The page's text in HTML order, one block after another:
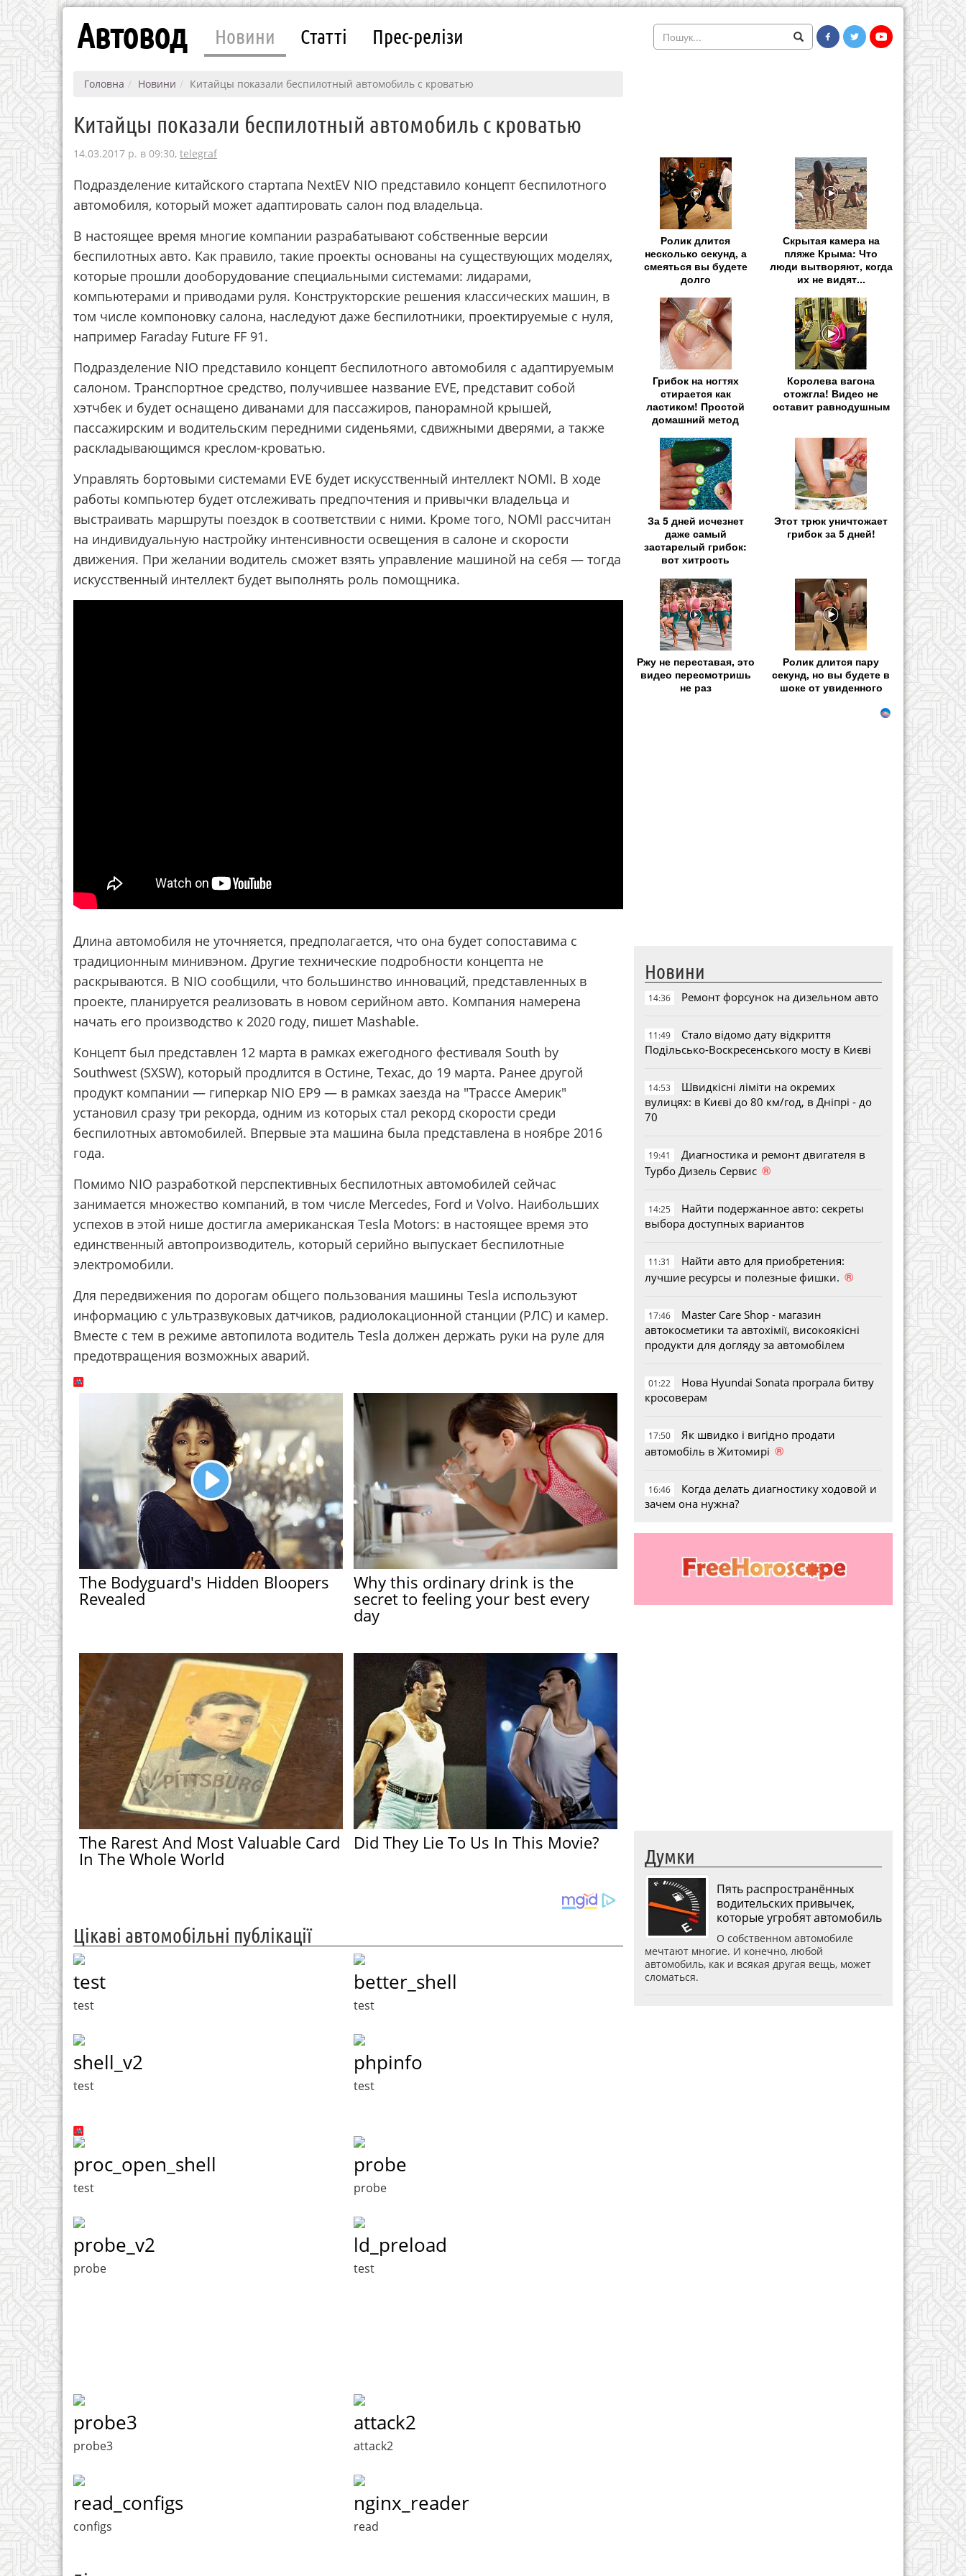
Автовод Новини Статті Прес-релізи
Головна Новини Китайцы показали беспилотный автомобиль с кроватью
Китайцы показали беспилотный автомобиль с кроватью
14.03.2017 р. в 09:30, telegraf
Подразделение китайского стартапа NextEV NIO представило концепт беспилотного
автомобиля, который может адаптировать салон под владельца.
В настоящее время многие компании разрабатывают собственные версии
беспилотных авто. Как правило, такие проекты основаны на существующих моделях,
которые прошли дооборудование специальными системами: лидарами,
компьютерами и приводами руля. Конструкторские решения классических машин, в
том числе компоновку салона, наследуют даже беспилотники, проектируемые с нуля,
например Faraday Future FF 91.
Подразделение NIO представило концепт беспилотного автомобиля с адаптируемым
салоном. Транспортное средство, получившее название EVE, представит собой
хэтчбек и будет оснащено диванами для пассажиров, панорамной крышей,
пассажирским и водительским передними сиденьями, сдвижными дверями, а также
раскладывающимся креслом-кроватью.
Управлять бортовыми системами EVE будет искусственный интеллект NOMI. В ходе
работы компьютер будет отслеживать предпочтения и привычки владельца и
выстраивать маршруты поездок в соответствии с ними. Кроме того, NOMI рассчитан
на индивидуальную настройку интенсивности освещения в салоне и скорости
движения. При желании водитель сможет взять управление машиной на себя — тогда
искусственный интеллект будет выполнять роль помощника.
Длина автомобиля не уточняется, предполагается, что она будет сопоставима с
традиционным минивэном. Другие технические подробности концепта не
раскрываются. В NIO сообщили, что большинство инноваций, представленных в
проекте, планируется реализовать в новом серийном авто. Компания намерена
начать его производство к 2020 году, пишет Mashable.
Концепт был представлен 12 марта в рамках ежегодного фестиваля South by
Southwest (SXSW), который продлится в Остине, Техас, до 19 марта. Ранее другой
продукт компании — гиперкар NIO EP9 — в рамках заезда на "Трассе Америк"
установил сразу три рекорда, одним из которых стал рекорд скорости среди
беспилотных автомобилей. Впервые эта машина была представлена в ноябре 2016
года.
Помимо NIO разработкой перспективных беспилотных автомобилей сейчас
занимается множество компаний, в том числе Mercedes, Ford и Volvo. Наибольших
успехов в этой нише достигла американская Tesla Motors: в настоящее время это
единственный автопроизводитель, который серийно выпускает беспилотные
электромобили.
Для передвижения по дорогам общего пользования машины Tesla используют
информацию с ультразвуковых датчиков, радиолокационной станции (РЛС) и камер.
Вместе с тем в режиме автопилота водитель Tesla должен держать руки на руле для
предотвращения возможных аварий.
The Bodyguard's Hidden Bloopers
Revealed
Why this ordinary drink is the
secret to feeling your best every
day
The Rarest And Most Valuable Card
In The Whole World
Did They Lie To Us In This Movie?
Цікаві автомобільні публікації
test
test
better_shell
test
shell_v2
test
phpinfo
test
proc_open_shell
test
probe
probe
probe_v2
probe
ld_preload
test
probe3
probe3
attack2
attack2
read_configs
configs
nginx_reader
read
Ролик длится
несколько секунд, а
смеяться вы будете
долго
Скрытая камера на
пляже Крыма: Что
люди вытворяют, когда
их не видят...
Грибок на ногтях
стирается как
ластиком! Простой
домашний метод
Королева вагона
отожгла! Видео не
оставит равнодушным
За 5 дней исчезнет
даже самый
застарелый грибок:
вот хитрость
Этот трюк уничтожает
грибок за 5 дней!
Ржу не переставая, это
видео пересмотришь
не раз
Ролик длится пару
секунд, но вы будете в
шоке от увиденного
Новини
14:36 Ремонт форсунок на дизельном авто
11:49
Стало відомо дату відкриття
Подільсько-Воскресенського мосту в Києві
14:53
Швидкісні ліміти на окремих
вулицях: в Києві до 80 км/год, в Дніпрі - до
70
19:41
Диагностика и ремонт двигателя в
Турбо Дизель Сервис ®
14:25
Найти подержанное авто: секреты
выбора доступных вариантов
11:31
Найти авто для приобретения:
лучшие ресурсы и полезные фишки. ®
17:46
Master Care Shop - магазин
автокосметики та автохімії, високоякісні
продукти для догляду за автомобілем
01:22
Нова Hyundai Sonata програла битву
кросоверам
17:50
Як швидко і вигідно продати
автомобіль в Житомирі ®
16:46
Когда делать диагностику ходовой и
зачем она нужна?
Думки
Пять распространённых
водительских привычек,
которые угробят автомобиль
О собственном автомобиле
мечтают многие. И конечно, любой
автомобиль, как и всякая другая вещь, может
сломаться.